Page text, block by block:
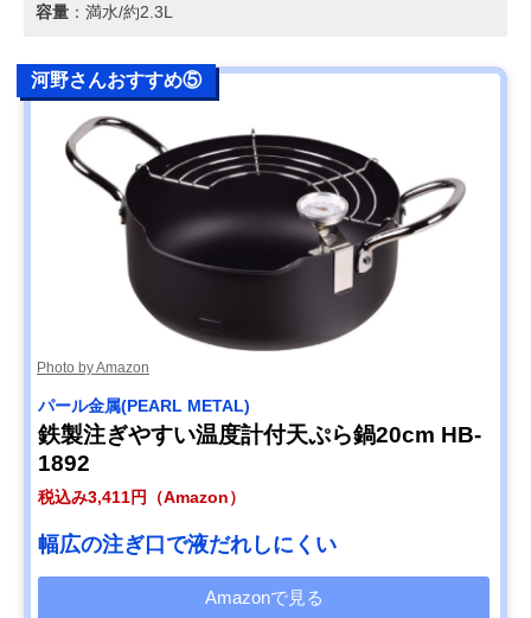
容量 ：満水/約2.3L
河野さんおすすめ⑤
Photo by Amazon
パール金属(PEARL METAL)
鉄製注ぎやすい温度計付天ぷら鍋20cm HB-
1892
税込み3,411円（Amazon）
幅広の注ぎ口で液だれしにくい
Amazonで見る